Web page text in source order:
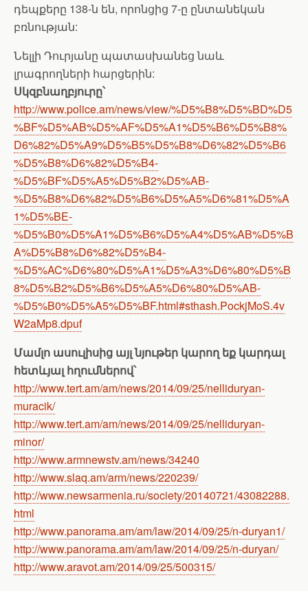
դեպքերը 138-ն են, որոնցից 7-ը ընտանեկան
բռնության:
Նելլի Դուրյանը պատասխանեց նաև
լրագրողների հարցերին:
Սկզբնաղբյուրը՝
http://www.police.am/news/view/%D5%B8%D5%BD%D5
%BF%D5%AB%D5%AF%D5%A1%D5%B6%D5%B8%
D6%82%D5%A9%D5%B5%D5%B8%D6%82%D5%B6
%D5%B8%D6%82%D5%B4-
%D5%BF%D5%A5%D5%B2%D5%AB-
%D5%B8%D6%82%D5%B6%D5%A5%D6%81%D5%A
1%D5%BE-
%D5%B0%D5%A1%D5%B6%D5%A4%D5%AB%D5%B
A%D5%B8%D6%82%D5%B4-
%D5%AC%D6%80%D5%A1%D5%A3%D6%80%D5%B
8%D5%B2%D5%B6%D5%A5%D6%80%D5%AB-
%D5%B0%D5%A5%D5%BF.html#sthash.PockjMoS.4v
W2aMp8.dpuf
Մամլո ասուլիսից այլ նյութեր կարող եք կարդալ
հետևյալ հղումներով՝
http://www.tert.am/am/news/2014/09/25/nelliduryan-
muracik/
http://www.tert.am/am/news/2014/09/25/nelliduryan-
minor/
http://www.armnewstv.am/news/34240
http://www.slaq.am/arm/news/220239/
http://www.newsarmenia.ru/society/20140721/43082288.
html
http://www.panorama.am/am/law/2014/09/25/n-duryan1/
http://www.panorama.am/am/law/2014/09/25/n-duryan/
http://www.aravot.am/2014/09/25/500315/